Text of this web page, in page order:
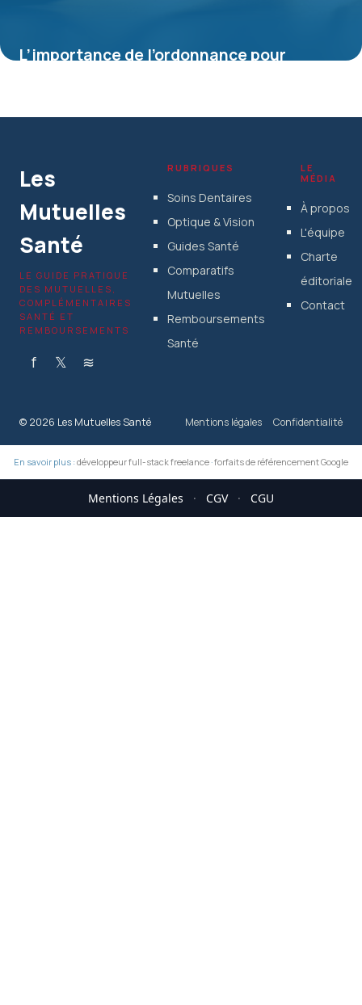
L’importance de l’ordonnance pour
Les
Mutuelles
Santé
LE GUIDE PRATIQUE
DES MUTUELLES,
COMPLÉMENTAIRES
SANTÉ ET
REMBOURSEMENTS
f 𝕏 ≋
RUBRIQUES
Soins Dentaires
Optique & Vision
Guides Santé
Comparatifs
Mutuelles
Remboursements
Santé
LE
MÉDIA
À propos
L'équipe
Charte
éditoriale
Contact
© 2026 Les Mutuelles Santé Mentions légales Confidentialité
En savoir plus : développeur full-stack freelance·forfaits de référencement Google
Mentions Légales · CGV · CGU